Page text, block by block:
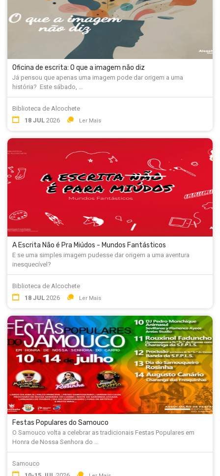
Oficina de escrita: O que a imagem não diz
Já pensou que apenas uma imagem pode dar origem a uma
história? Este sábado, ...
Biblioteca de Alcochete
18 JUL 2026 Ler Mais
A Escrita Não é Pra Miúdos - Mundos Fantásticos
E se uma simples imagem pudesse dar origem a uma aventura
inesquecível?
Biblioteca de Alcochete
18 JUL 2026 Ler Mais
Festas Populares do Samouco
O Samouco volta a celebrar as tradicionais Festas Populares em
Honra de Nossa Senhora do ...
Samouco